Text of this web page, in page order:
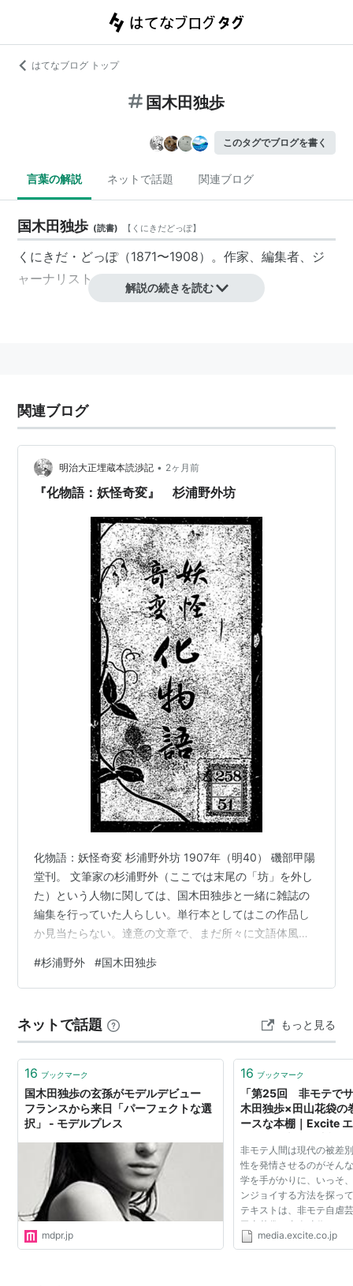
はてなブログ トップ
国木田独歩
このタグでブログを書く
言葉の解説 ネットで話題 関連ブログ
国木田独歩 (読書) 【 くにきだどっぽ】
くにきだ・どっぽ（1871〜1908）。作家、編集者、ジ
ャーナリスト。
解説の続きを読む
関連ブログ
明治大正埋蔵本読渉記 • 2ヶ月前
『化物語：妖怪奇変』 杉浦野外坊
化物語：妖怪奇変 杉浦野外坊 1907年（明40） 磯部甲陽
堂刊。 文筆家の杉浦野外（ここでは末尾の「坊」を外し
た）という人物に関しては、国木田独歩と一緒に雑誌の
編集を行っていた人らしい。単行本としてはこの作品し
か見当たらない。達意の文章で、まだ所々に文語体風の
が確立しているように思う。 作者が伝聞などで集めた怪
談・奇談集だが、ほとんどが明治の世の中での話だとい
開化から４０年経過した２０世紀の世の中になっても、
妖怪・怪奇話が絶えることなく語られていたということ
が興味深い。現在の視点からは、江戸も…
#杉浦野外 #国木田独歩
ネットで話題 もっと見る
16 ブックマーク
国木田独歩の玄孫がモデルデビュー
フランスから来日「パーフェクトな選
択」 - モデルプレス
mdpr.jp
16 ブックマーク
「第25回 非モテで
木田独歩×田山花袋の
ースな本棚｜Excite
非モテ人間は現代の被差
性を発情させるのがそん
学を手がかりに、いっそ
ンジョイする方法を探っ
テキストは、非モテ自虐
田山花袋の青春時代です
て彼女の蒲団をクンクン
media.excite.co.jp